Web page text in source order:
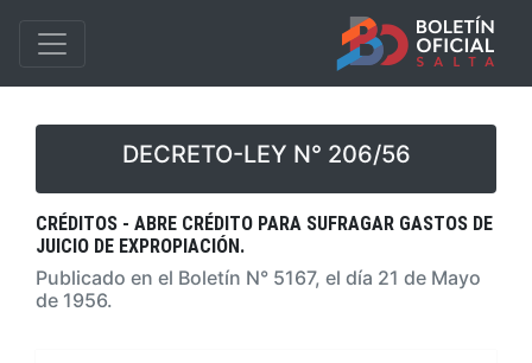
DECRETO-LEY N° 206/56
CRÉDITOS - ABRE CRÉDITO PARA SUFRAGAR GASTOS DE
JUICIO DE EXPROPIACIÓN.
Publicado en el Boletín N° 5167, el día 21 de Mayo
de 1956.